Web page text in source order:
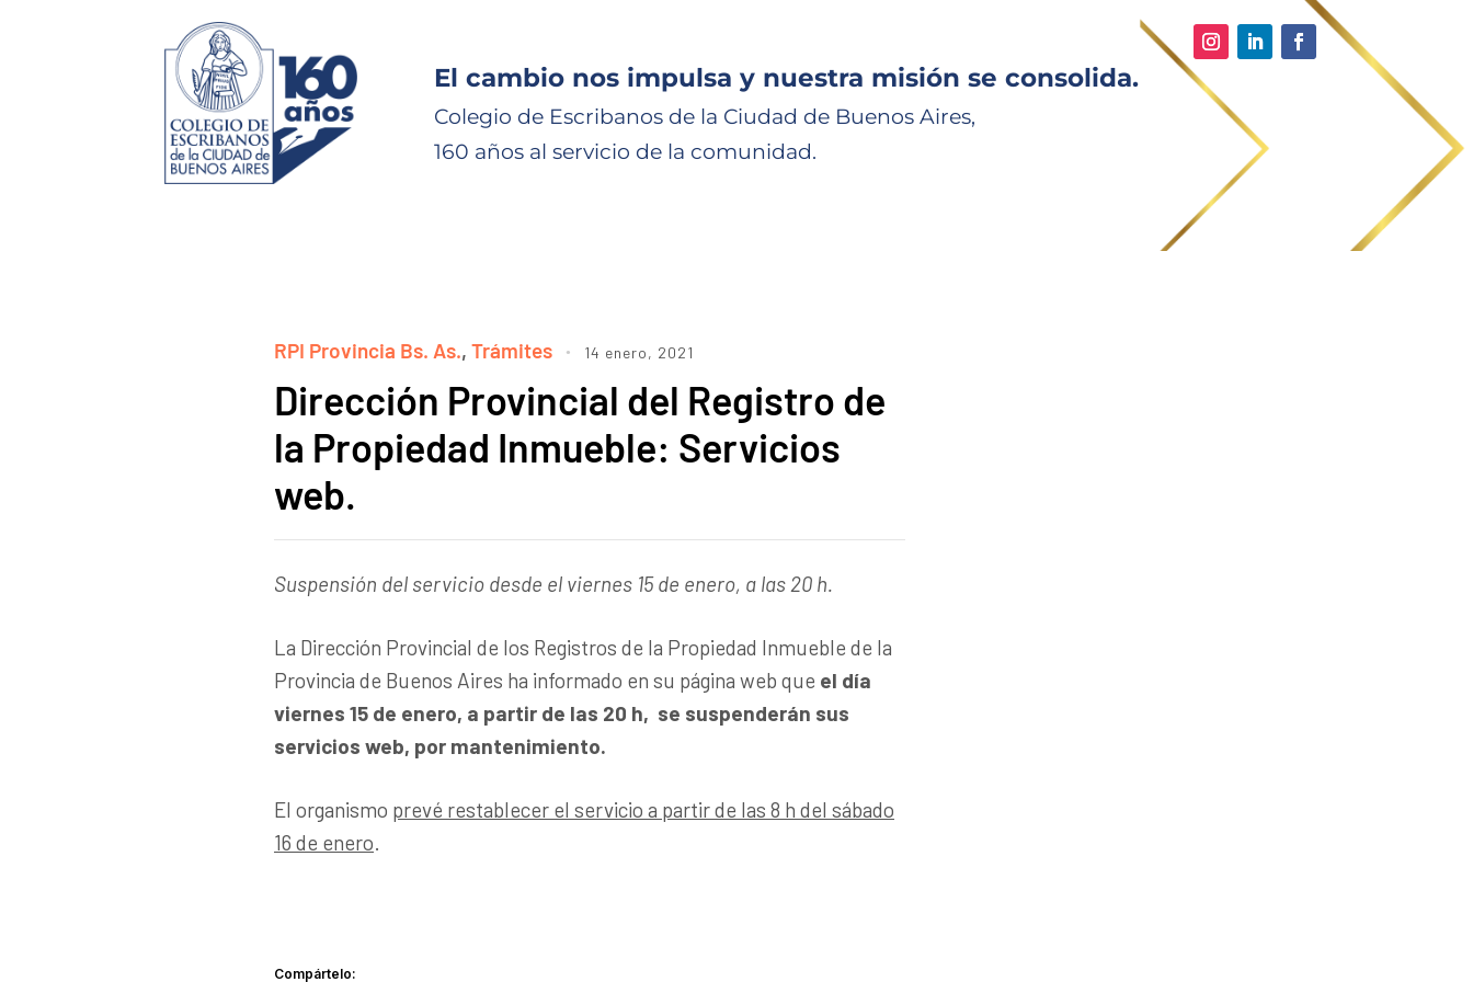
El cambio nos impulsa y nuestra misión se consolida.
Colegio de Escribanos de la Ciudad de Buenos Aires,
160 años al servicio de la comunidad.
RPI Provincia Bs. As., Trámites 14 enero, 2021
Dirección Provincial del Registro de
la Propiedad Inmueble: Servicios
web.
Suspensión del servicio desde el viernes 15 de enero, a las 20 h.
La Dirección Provincial de los Registros de la Propiedad Inmueble de la
Provincia de Buenos Aires ha informado en su página web que el día
viernes 15 de enero, a partir de las 20 h, se suspenderán sus
servicios web, por mantenimiento.
El organismo prevé restablecer el servicio a partir de las 8 h del sábado
16 de enero.
Compártelo: